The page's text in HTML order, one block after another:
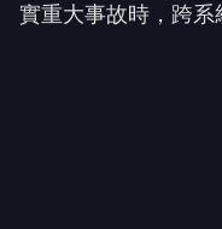
實重大事故時，跨系